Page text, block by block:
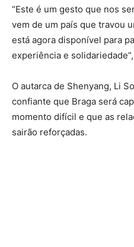
“Este é um gesto que nos
vem de um país que travou
está agora disponível para
experiência e
O autarca de Shenyang, Li
confiante que Braga será
momento difícil e que as
sairão reforçadas.